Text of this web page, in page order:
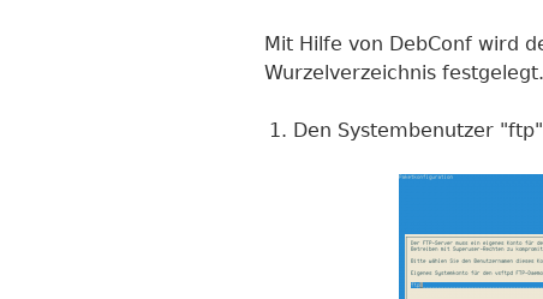
Mit Hilfe von DebConf wird
Wurzelverzeichnis festgelegt.
Den Systembenutzer